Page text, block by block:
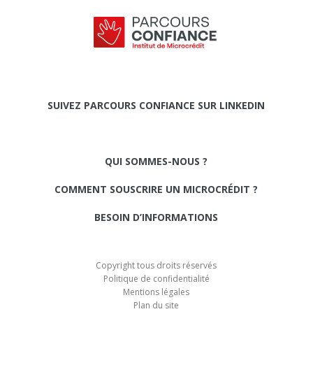
SUIVEZ PARCOURS CONFIANCE SUR LINKEDIN
QUI SOMMES-NOUS ?
COMMENT SOUSCRIRE UN MICROCRÉDIT ?
BESOIN D’INFORMATIONS
Copyright tous droits réservés
Politique de confidentialité
Mentions légales
Plan du site